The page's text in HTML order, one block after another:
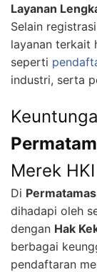
Layanan
Selain
layanan terkait
seperti
industri, serta
Merek HKI
Di Permatamas
dihadapi oleh
dengan Hak
berbagai
pendaftaran